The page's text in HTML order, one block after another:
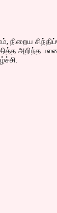
நிறைய
அறிந்த